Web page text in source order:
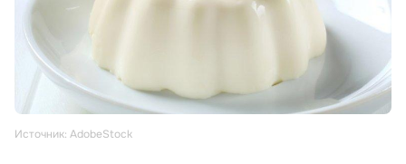
Источник: AdobeStock